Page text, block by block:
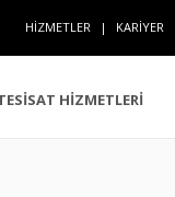
HİZMETLER | KARİYER
HİZMETLERİ